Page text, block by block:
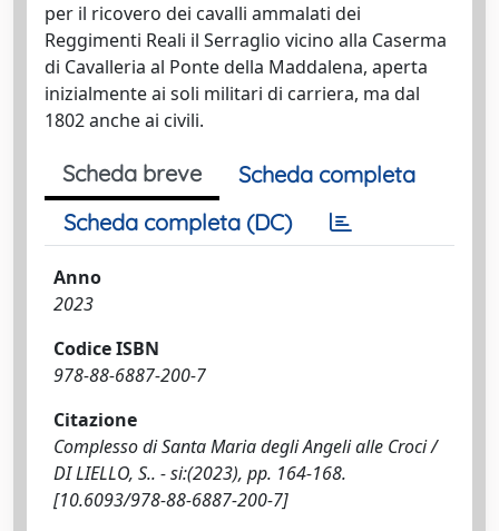
per il ricovero dei cavalli ammalati dei
Reggimenti Reali il Serraglio vicino alla Caserma
di Cavalleria al Ponte della Maddalena, aperta
inizialmente ai soli militari di carriera, ma dal
1802 anche ai civili.
Scheda breve
Scheda completa
Scheda completa (DC)
Anno
2023
Codice ISBN
978-88-6887-200-7
Citazione
Complesso di Santa Maria degli Angeli alle Croci /
DI LIELLO, S.. - si:(2023), pp. 164-168.
[10.6093/978-88-6887-200-7]